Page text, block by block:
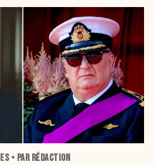
• PAR RÉDACTION